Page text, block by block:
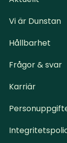
Vi är Dunstan
Hållbarhet
Frågor & svar
Karriär